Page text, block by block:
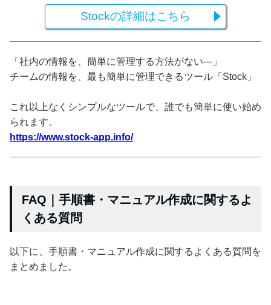
Stockの詳細はこちら
「社内の情報を、簡単に管理する方法がない---」
チームの情報を、最も簡単に管理できるツール「Stock」
これ以上なくシンプルなツールで、誰でも簡単に使い始め
られます。
https://www.stock-app.info/
FAQ｜手順書・マニュアル作成に関するよ
くある質問
以下に、手順書・マニュアル作成に関するよくある質問を
まとめました。